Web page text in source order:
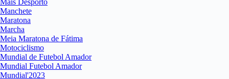
Mais Desporto
Manchete
Maratona
Marcha
Meia Maratona de Fátima
Motociclismo
Mundial de Futebol Amador
Mundial Futebol Amador
Mundial'2023